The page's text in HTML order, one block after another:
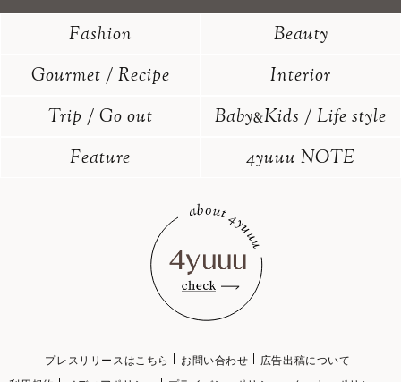
Fashion
Beauty
Gourmet / Recipe
Interior
Trip / Go out
Baby&Kids / Life style
Feature
4yuuu NOTE
プレスリリースはこちら お問い合わせ
広告出稿について